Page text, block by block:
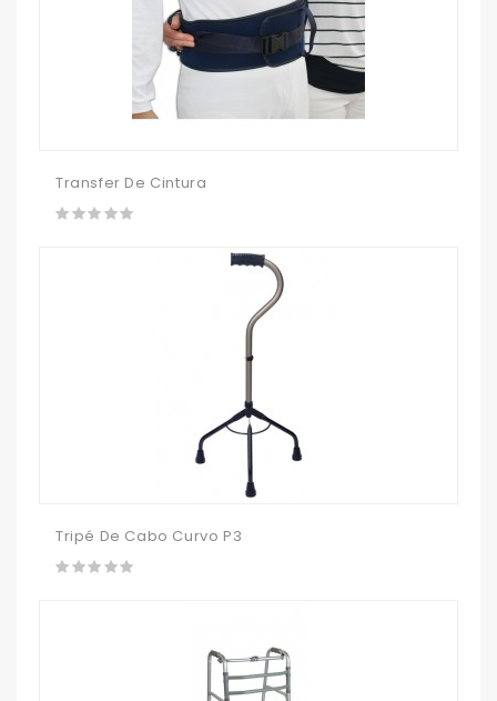
Transfer De Cintura
Tripé De Cabo Curvo P3